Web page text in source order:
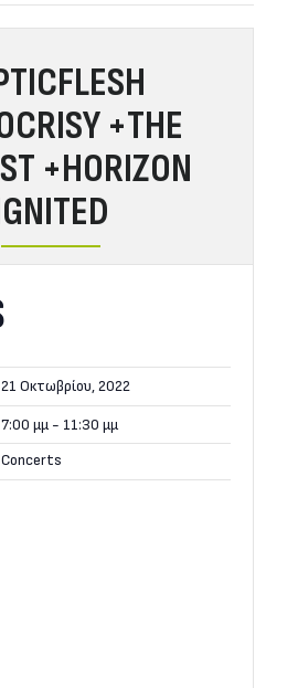
+THE
+HORIZON
21 Οκτωβρίου, 2022
7:00 μμ - 11:30 μμ
Concerts